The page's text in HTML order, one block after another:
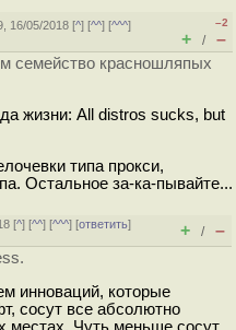
16/05/2018 [^] [^^] [^^^]
–2
+ / –
семейство красношляпых
жизни: All distros sucks, but
типа прокси,
Остальное за-ка-пывайте...
[^] [^^] [^^^] [ответить]
+ / –
инноваций, которые
сосут все абсолютно